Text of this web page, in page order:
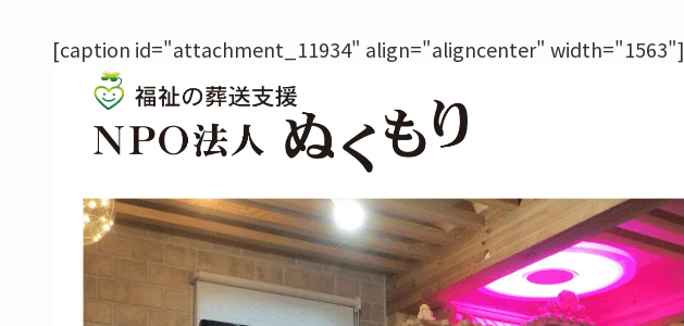
[caption id="attachment_11934" align="aligncenter" width="1563"]